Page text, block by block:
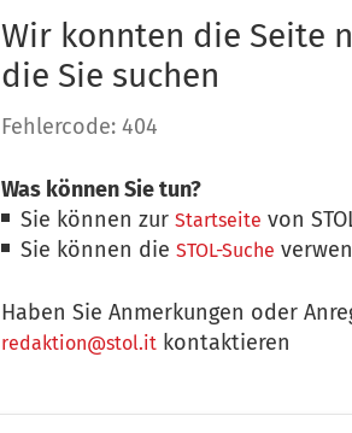
Wir konnten die Seite
die Sie suchen
Fehlercode: 404
Was können Sie tun?
Sie können zurStartseite von
Sie können dieSTOL-Suche
Haben Sie Anmerkungen oder
redaktion@stol.it kontaktieren